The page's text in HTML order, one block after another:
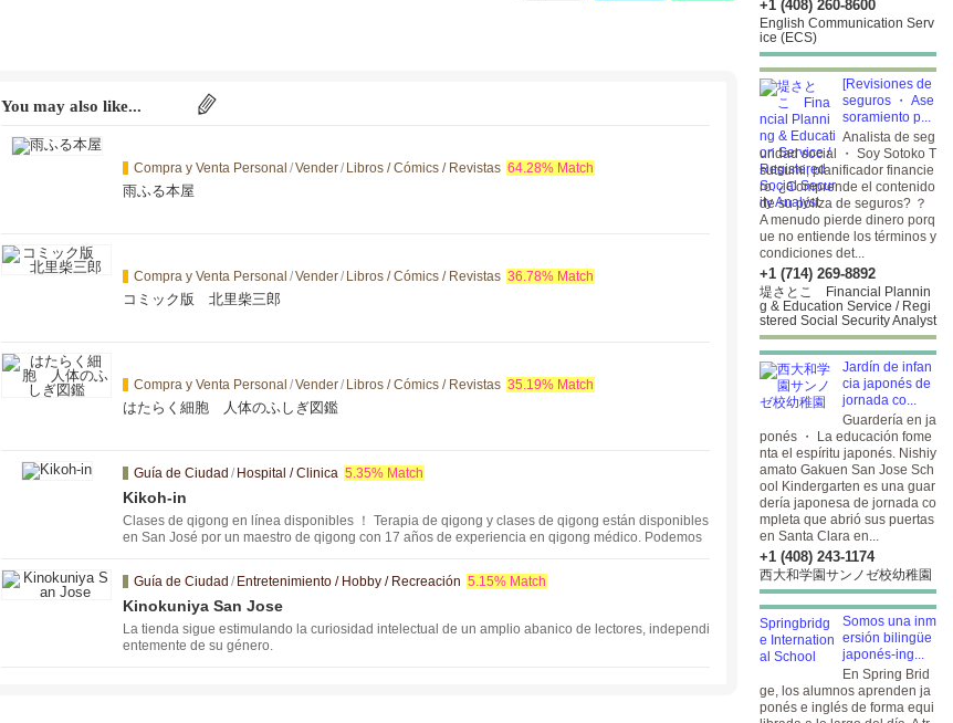
You may also like...
Compra y Venta Personal /Vender/ Libros / Cómics / Revistas 64.28% Match
雨ふる本屋
Compra y Venta Personal /Vender/ Libros / Cómics / Revistas 36.78% Match
コミック版 北里柴三郎
Compra y Venta Personal /Vender/ Libros / Cómics / Revistas 35.19% Match
はたらく細胞 人体のふしぎ図鑑
Guía de Ciudad / Hospital / Clinica 5.35% Match
Kikoh-in
Clases de qigong en línea disponibles ！ Terapia de qigong y clases de qigong están disponibles
en San José por un maestro de qigong con 17 años de experiencia en qigong médico. Podemos
s para obtener más información. Nos desplazamos a San Francisco, Berkeley, Oakland, Fremont
y San Mateo. También ofrecemos programas de respiración, desestresantes, de prevención del c
áncer y de mejora de la salud y la fertilidad.
Guía de Ciudad / Entretenimiento / Hobby / Recreación 5.15% Match
Kinokuniya San Jose
La tienda sigue estimulando la curiosidad intelectual de un amplio abanico de lectores, independi
entemente de su género.
+1 (408) 260-8600
English Communication Serv
ice (ECS)
[Revisiones de
seguros ・ Ase
soramiento p...
Analista de seg
uridad social ・ Soy Sotoko T
sutsumi, planificador financie
ro. ¿Comprende el contenido
de su póliza de seguros? ？
A menudo pierde dinero porq
ue no entiende los términos y
condiciones det...
+1 (714) 269-8892
堤さとこ Financial Plannin
g & Education Service / Regi
stered Social Security Analyst
Jardín de infan
cia japonés de
jornada co...
Guardería en ja
ponés ・ La educación fome
nta el espíritu japonés. Nishiy
amato Gakuen San Jose Sch
ool Kindergarten es una guar
dería japonesa de jornada co
mpleta que abrió sus puertas
en Santa Clara en...
+1 (408) 243-1174
西大和学園サンノゼ校幼稚園
Somos una inm
ersión bilingüe
japonés-ing...
En Spring Brid
ge, los alumnos aprenden ja
ponés e inglés de forma equi